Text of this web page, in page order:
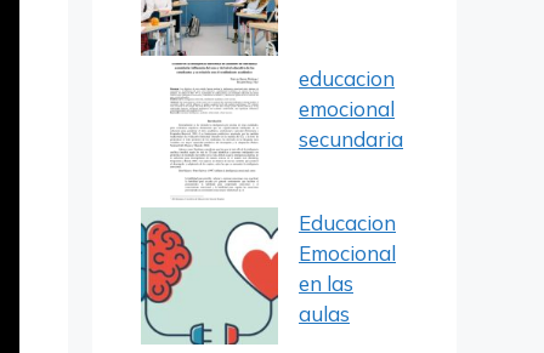
educacion
emocional
secundaria
Educacion
Emocional
en las
aulas